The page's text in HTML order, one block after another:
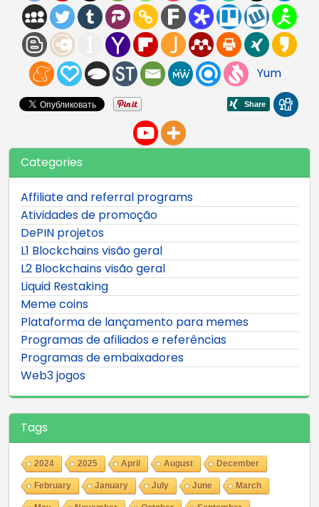
Yum
Categories
Affiliate and referral programs
Atividades de promoção
DePIN projetos
L1 Blockchains visão geral
L2 Blockchains visão geral
Liquid Restaking
Meme coins
Plataforma de lançamento para memes
Programas de afiliados e referências
Programas de embaixadores
Web3 jogos
Tags
2024 2025 April August December
February January July June March